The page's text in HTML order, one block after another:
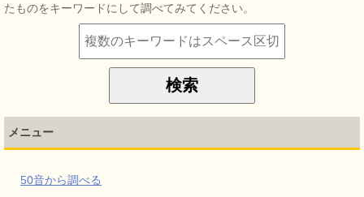
たものをキーワードにして調べてみてください。
メニュー
50音から調べる